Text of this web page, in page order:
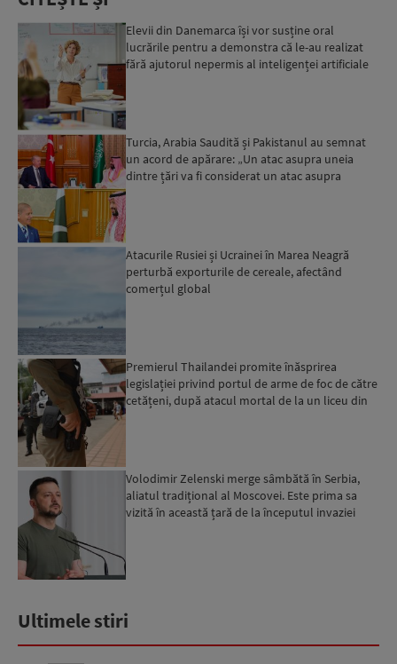
Elevii din Danemarca își vor susține oral
lucrările pentru a demonstra că le-au realizat
fără ajutorul nepermis al inteligenței artificiale
Turcia, Arabia Saudită și Pakistanul au semnat
un acord de apărare: „Un atac asupra uneia
dintre țări va fi considerat un atac asupra
Atacurile Rusiei și Ucrainei în Marea Neagră
perturbă exporturile de cereale, afectând
comerțul global
Premierul Thailandei promite înăsprirea
legislației privind portul de arme de foc de către
cetățeni, după atacul mortal de la un liceu din
Volodimir Zelenski merge sâmbătă în Serbia,
aliatul tradițional al Moscovei. Este prima sa
vizită în această țară de la începutul invaziei
Ultimele stiri